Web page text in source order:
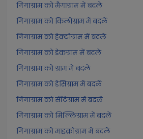
गिगाग्राम को मैगाग्राम में बदलें
गिगाग्राम को किलोग्राम में बदलें
गिगाग्राम को हेक्टोग्राम में बदलें
गिगाग्राम को डेकग्राम में बदलें
गिगाग्राम को ग्राम में बदलें
गिगाग्राम को डेसिग्राम में बदलें
गिगाग्राम को सेंटिग्राम में बदलें
गिगाग्राम को मिल्लिग्राम में बदलें
गिगाग्राम को माइक्रोग्राम में बदलें